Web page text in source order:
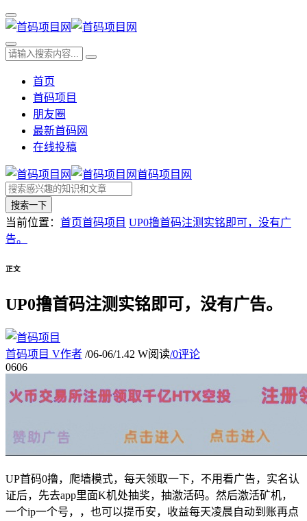
首页
首码项目
朋友圈
最新首码网
在线投稿
首码项目网
搜索一下
当前位置： 首页首码项目 UP0撸首码注测实铭即可，没有广
告。
正文
UP0撸首码注测实铭即可，没有广告。
首码项目 V作者 /06-06/1.42 W阅读/0评论
0606
UP首码0撸，爬墙模式，每天领取一下，不用看广告，实名认
证后，先去app里面K机处抽奖，抽激活码。然后激活矿机，
一个ip一个号，，也可以提币安，收益每天凌晨自动到账再点